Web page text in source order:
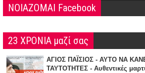
NOIAZOMAI Facebook
23 ΧΡΟΝΙΑ μαζί σας
ΑΓΙΟΣ ΠΑΪΣΙΟΣ - ΑΥΤΟ ΝΑ
ΤΑΥΤΟΤΗΤΕΣ - Αυθεντικές